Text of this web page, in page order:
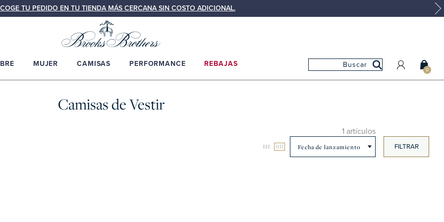
TU PEDIDO EN TU TIENDA MÁS CERCANA SIN COSTO ADICIONAL.
0
MUJER CAMISAS PERFORMANCE REBAJAS
Camisas de Vestir
FILTRAR
1 artículos